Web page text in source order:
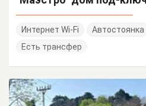
Интернет Wi-Fi Автостоянка
Есть трансфер